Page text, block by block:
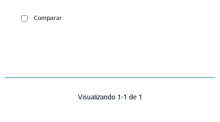
Comparar
Visualizando 1-1 de 1